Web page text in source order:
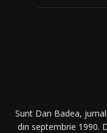
Sunt Dan Badea,
din septembrie 1990.